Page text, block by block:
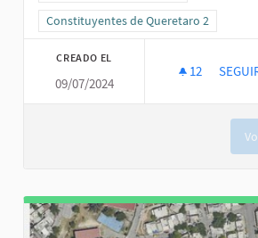
Resultados al filtrar por el ámbito:
Constituyentes de Queretaro 2
CREADO EL
09/07/2024
12 12